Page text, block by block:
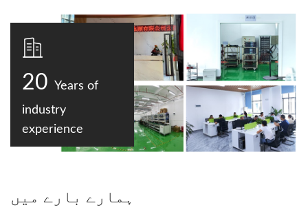
20 Years of
industry
experience
ہمارے بارے میں